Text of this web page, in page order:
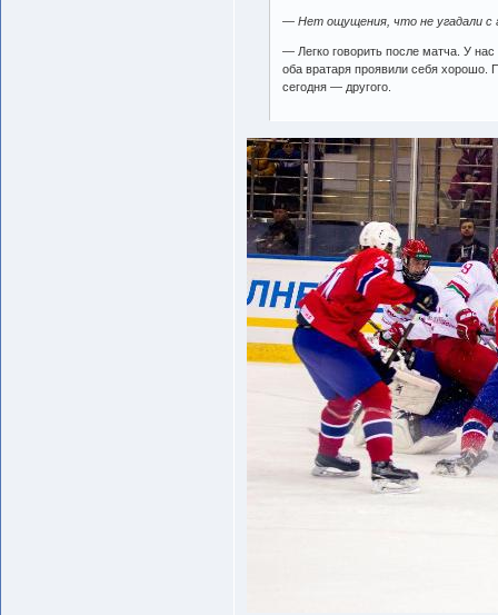
— Нет ощущения, что не угадали с
— Легко говорить после матча. У
оба вратаря проявили себя хорошо.
сегодня — другого.